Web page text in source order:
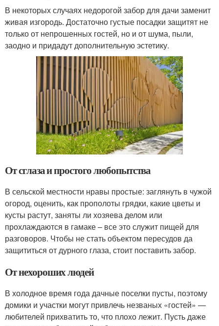
В некоторых случаях недорогой забор для дачи заменит
живая изгородь. Достаточно густые посадки защитят не
только от непрошенных гостей, но и от шума, пыли,
заодно и придадут дополнительную эстетику.
От сглаза и простого любопытства
В сельской местности нравы простые: заглянуть в чужой
огород, оценить, как прополоты грядки, какие цветы и
кусты растут, заняты ли хозяева делом или
прохлаждаются в гамаке – все это служит пищей для
разговоров. Чтобы не стать объектом пересудов да
защититься от дурного глаза, стоит поставить забор.
От нехороших людей
В холодное время года дачные поселки пусты, поэтому
домики и участки могут привлечь незваных «гостей» —
любителей прихватить то, что плохо лежит. Пусть даже